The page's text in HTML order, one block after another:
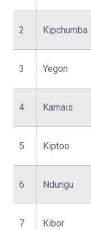
2 Kipchumba
3 Yegon
4 Kamais
5 Kiptoo
6 Ndungu
7 Kibor